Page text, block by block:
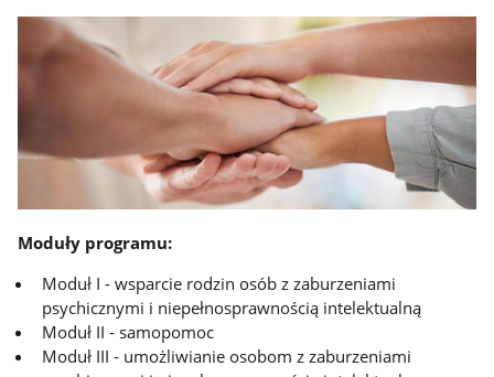
Moduły programu:
Moduł I - wsparcie rodzin osób z zaburzeniami
psychicznymi i niepełnosprawnością intelektualną
Moduł II - samopomoc
Moduł III - umożliwianie osobom z zaburzeniami